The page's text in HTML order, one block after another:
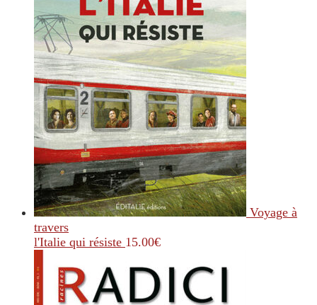
Voyage à
travers
l'Italie qui résiste 15.00€